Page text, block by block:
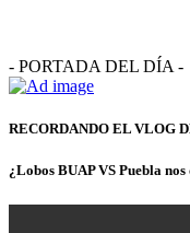
- PORTADA DEL DÍA -
RECORDANDO EL VLOG
¿Lobos BUAP VS Puebla